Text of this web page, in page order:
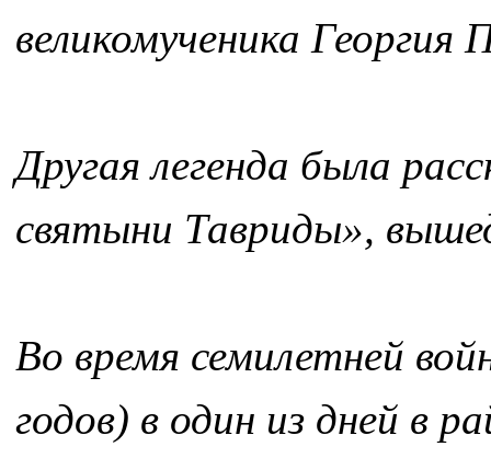
великомученика Георгия
Другая легенда была
святыни Тавриды»,
Во время семилетней
годов) в один из дней в